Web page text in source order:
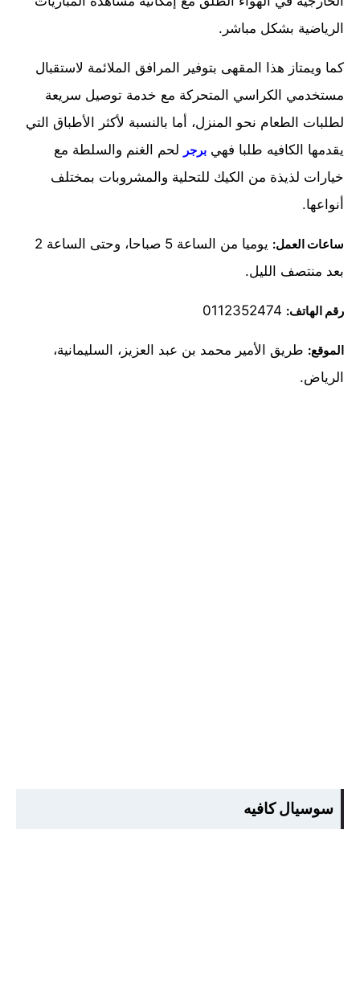
الرياضية بشكل مباشر.
كما ويمتاز هذا المقهى بتوفير المرافق الملائمة لاستقبال
مستخدمي الكراسي المتحركة مع خدمة توصيل سريعة
لطلبات الطعام نحو المنزل، أما بالنسبة لأكثر الأطباق التي
يقدمها الكافيه طلبا فهي برجر لحم الغنم والسلطة مع
خيارات لذيذة من الكيك للتحلية والمشروبات بمختلف
أنواعها.
ساعات العمل:
يوميا من الساعة 5 صباحا، وحتى الساعة 2
بعد منتصف الليل.
رقم الهاتف:
الموقع: طريق الأمير محمد بن عبد العزيز، السليمانية،
الرياض.
سوسيال كافيه